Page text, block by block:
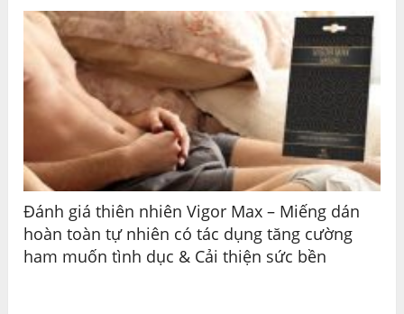
Đánh giá thiên nhiên Vigor Max – Miếng dán
hoàn toàn tự nhiên có tác dụng tăng cường
ham muốn tình dục & Cải thiện sức bền